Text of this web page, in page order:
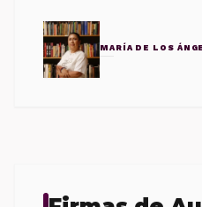
MARÍA DE LOS